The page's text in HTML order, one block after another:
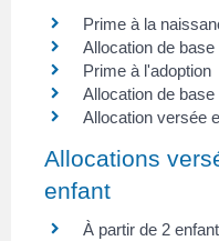
Prime à la
Allocation de
Prime à l'adoption
Allocation de base
Allocation versée
Allocations
enfant
À partir de 2